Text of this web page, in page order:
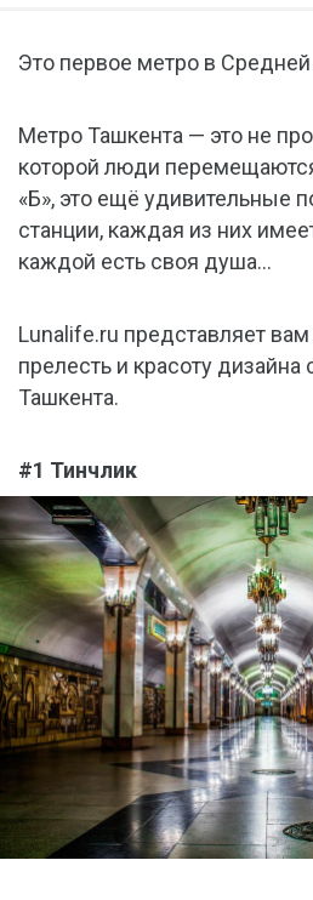
Это первое метро в
Метро Ташкента — это не
которой люди
«Б», это ещё удивительные
станции, каждая из них
каждой есть своя душа…
Lunalife.ru представляет
прелесть и красоту дизайна
Ташкента.
#1 Тинчлик